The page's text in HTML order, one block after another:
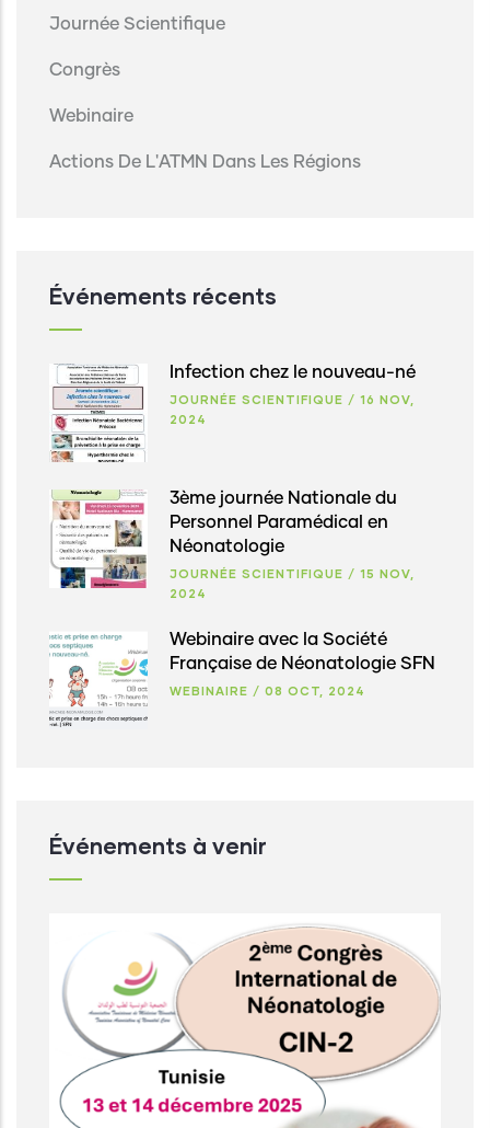
Journée Scientifique
Congrès
Webinaire
Actions De L'ATMN Dans Les Régions
Événements récents
Infection chez le nouveau-né
JOURNÉE SCIENTIFIQUE / 16 NOV,
2024
3ème journée Nationale du
Personnel Paramédical en
Néonatologie
JOURNÉE SCIENTIFIQUE / 15 NOV,
2024
Webinaire avec la Société
Française de Néonatologie SFN
WEBINAIRE / 08 OCT, 2024
Événements à venir